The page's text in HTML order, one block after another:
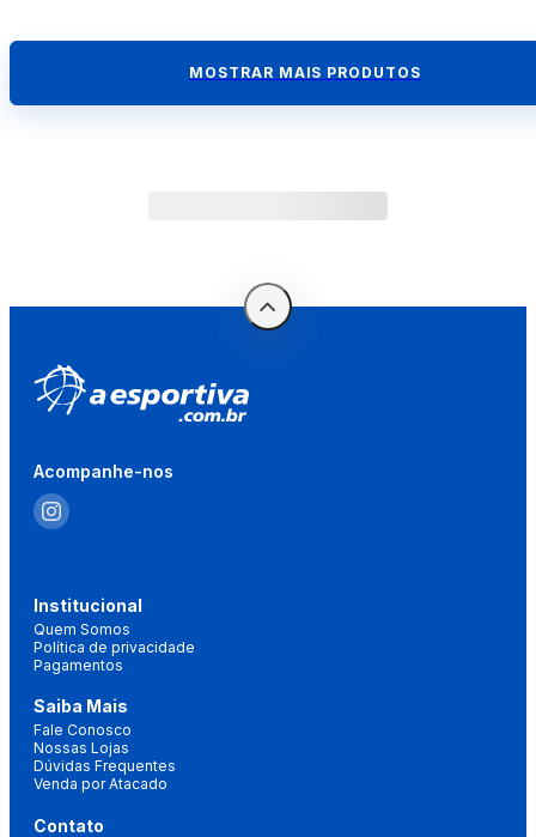
MOSTRAR MAIS PRODUTOS
Acompanhe-nos
Institucional
Quem Somos
Política de privacidade
Pagamentos
Saiba Mais
Fale Conosco
Nossas Lojas
Dúvidas Frequentes
Venda por Atacado
Contato